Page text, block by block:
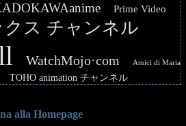
Prime Video
ス チャンネル
WatchMojo·com
Amici di Maria
TOHO animation チャンネル
alla Homepage